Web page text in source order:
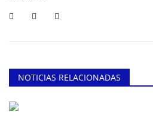
NOTICIAS RELACIONADAS